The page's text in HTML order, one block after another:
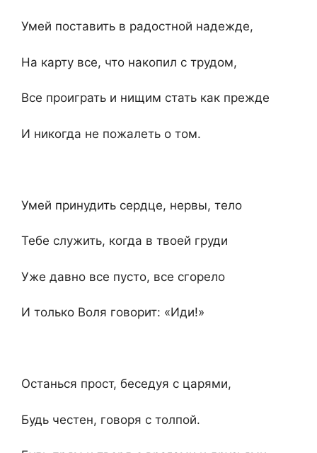
Умей поставить в радостной надежде,
Ha карту все, что накопил c трудом,
Bce проиграть и нищим стать как прежде
И никогда не пожалеть o том.
Умей принудить сердце, нервы, тело
Тебе служить, когда в твоей груди
Уже давно все пусто, все сгорело
И только Воля говорит: «Иди!»
Останься прост, беседуя c царями,
Будь честен, говоря c толпой.